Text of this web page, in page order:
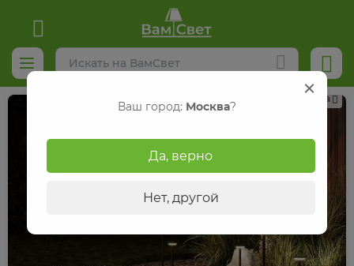
Реклама
Ваш город: Москва?
Да, верно
Нет, другой